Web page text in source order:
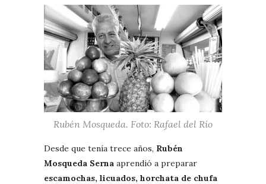
Rubén Mosqueda. Foto: Rafael del Río
Desde que tenía trece años, Rubén
Mosqueda Serna aprendió a preparar
escamochas, licuados, horchata de chufa